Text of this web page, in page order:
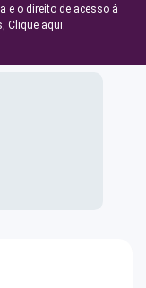
e o direito de acesso à
Clique aqui.